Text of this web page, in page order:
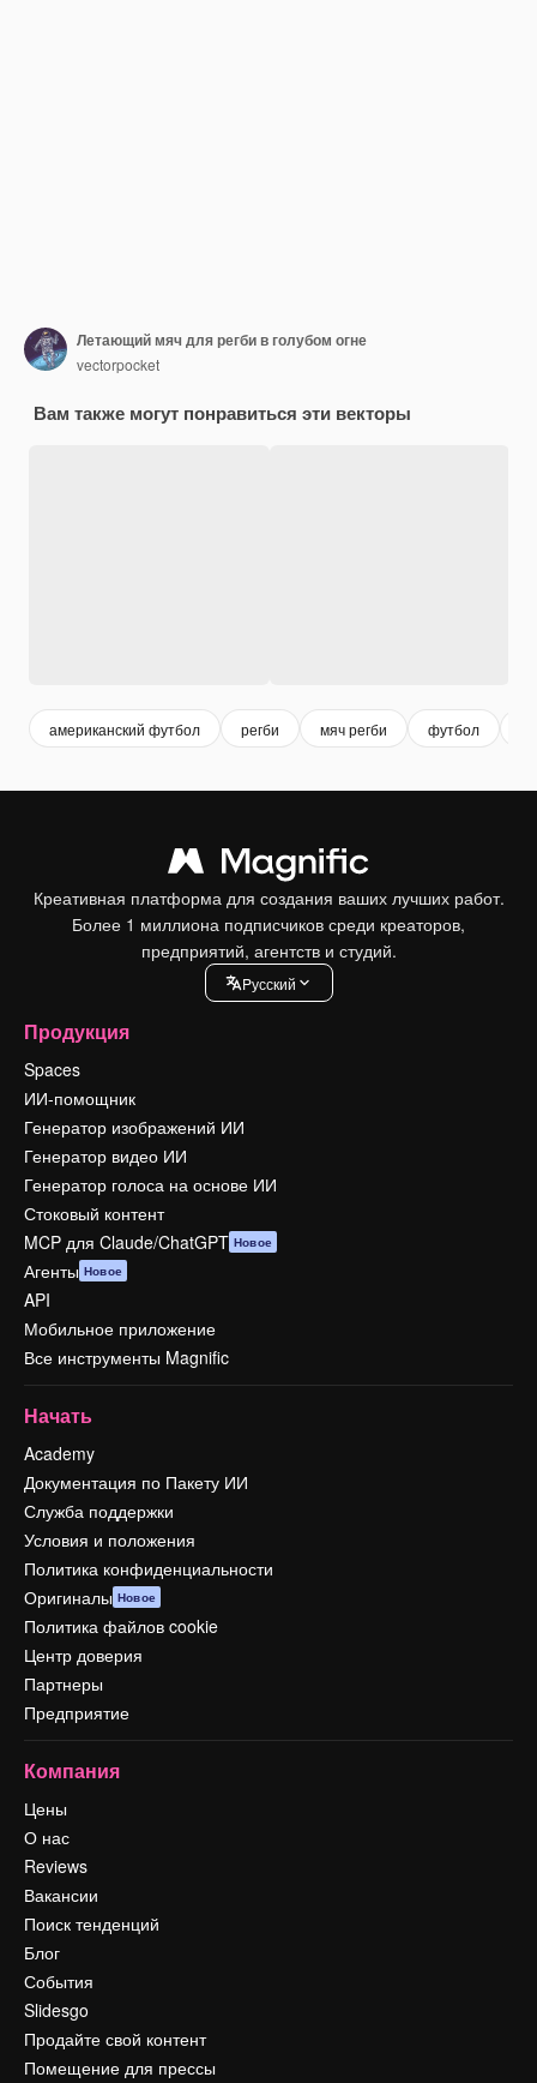
Летающий мяч для регби в голубом огне
vectorpocket
Вам также могут понравиться эти векторы
американский футбол регби мяч регби футбол
Креативная платформа для создания ваших лучших работ.
Более 1 миллиона подписчиков среди креаторов,
предприятий, агентств и студий.
Pусский
Продукция
Spaces
ИИ-помощник
Генератор изображений ИИ
Генератор видео ИИ
Генератор голоса на основе ИИ
Стоковый контент
MCP для Claude/ChatGPT Новое
Агенты Новое
API
Мобильное приложение
Все инструменты Magnific
Начать
Academy
Документация по Пакету ИИ
Служба поддержки
Условия и положения
Политика конфиденциальности
Оригиналы Новое
Политика файлов cookie
Центр доверия
Партнеры
Предприятие
Компания
Цены
О нас
Reviews
Вакансии
Поиск тенденций
Блог
События
Slidesgo
Продайте свой контент
Помещение для прессы